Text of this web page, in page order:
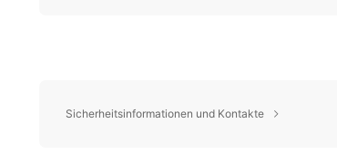
Sicherheitsinformationen und Kontakte